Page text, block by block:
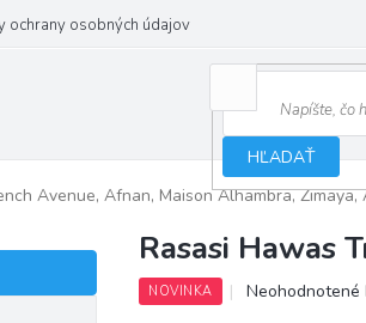
ochrany osobných údajov
HĽADAŤ
Avenue, Afnan, Maison Alhambra, Zimaya,
Rasasi Hawas
NOVINKA
Priemerné
Neohodnotené